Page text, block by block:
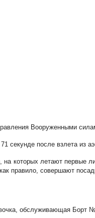
Вооруженными
секунде после взлета из
на которых летают первые
правило, совершают
обслуживающая Борт